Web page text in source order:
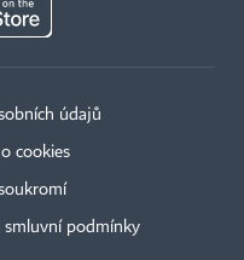
údajů
cookies
smluvní podmínky